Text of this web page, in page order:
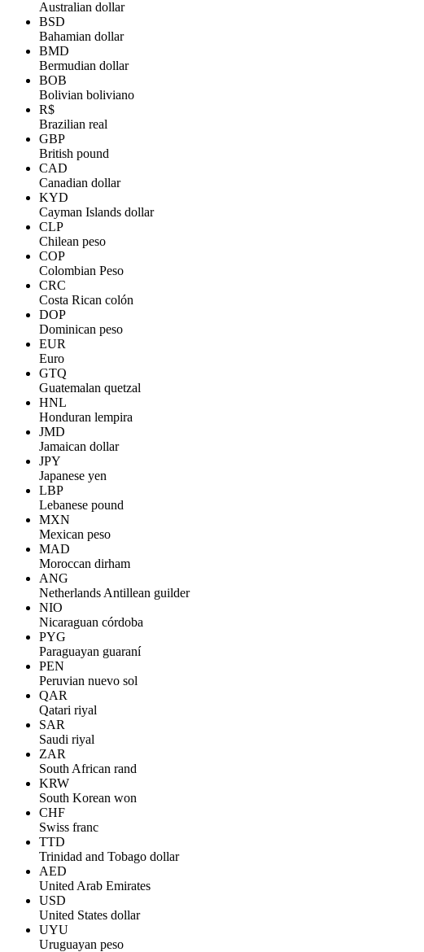
Australian dollar
BSD
Bahamian dollar
BMD
Bermudian dollar
BOB
Bolivian boliviano
R$
Brazilian real
GBP
British pound
CAD
Canadian dollar
KYD
Cayman Islands dollar
CLP
Chilean peso
COP
Colombian Peso
CRC
Costa Rican colón
DOP
Dominican peso
EUR
Euro
GTQ
Guatemalan quetzal
HNL
Honduran lempira
JMD
Jamaican dollar
JPY
Japanese yen
LBP
Lebanese pound
MXN
Mexican peso
MAD
Moroccan dirham
ANG
Netherlands Antillean guilder
NIO
Nicaraguan córdoba
PYG
Paraguayan guaraní
PEN
Peruvian nuevo sol
QAR
Qatari riyal
SAR
Saudi riyal
ZAR
South African rand
KRW
South Korean won
CHF
Swiss franc
TTD
Trinidad and Tobago dollar
AED
United Arab Emirates
USD
United States dollar
UYU
Uruguayan peso